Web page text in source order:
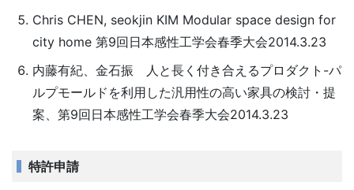
Chris CHEN, seokjin KIM Modular space design for
city home 第9回日本感性工学会春季大会2014.3.23
内藤有紀、金石振 人と長く付き合えるプロダクト-パ
ルプモールドを利用した汎用性の高い家具の検討・提
案、第9回日本感性工学会春季大会2014.3.23
特許申請